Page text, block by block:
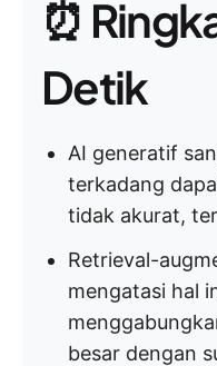
⏰
Detik
AI generatif
terkadang
tidak akurat,
Retrieval-
mengatasi hal
besar dengan